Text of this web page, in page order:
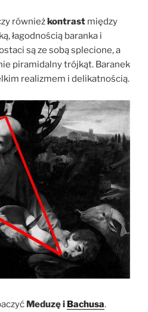
równieżkontrast między
łagodnością baranka i
są ze sobą splecione, a
piramidalny trójkąt. Baranek
realizmem i delikatnością.
Meduzę i Bachusa.